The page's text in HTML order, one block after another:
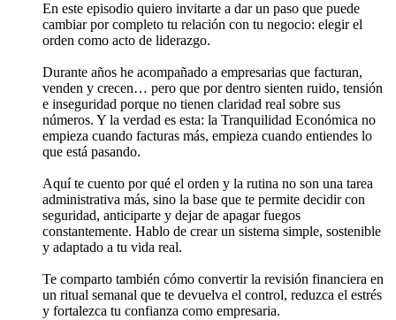
En este episodio quiero invitarte a dar un paso que puede
cambiar por completo tu relación con tu negocio: elegir el
orden como acto de liderazgo.
Durante años he acompañado a empresarias que facturan,
venden y crecen… pero que por dentro sienten ruido, tensión
e inseguridad porque no tienen claridad real sobre sus
números. Y la verdad es esta: la Tranquilidad Económica no
empieza cuando facturas más, empieza cuando entiendes lo
que está pasando.
Aquí te cuento por qué el orden y la rutina no son una tarea
administrativa más, sino la base que te permite decidir con
seguridad, anticiparte y dejar de apagar fuegos
constantemente. Hablo de crear un sistema simple, sostenible
y adaptado a tu vida real.
Te comparto también cómo convertir la revisión financiera en
un ritual semanal que te devuelva el control, reduzca el estrés
y fortalezca tu confianza como empresaria.